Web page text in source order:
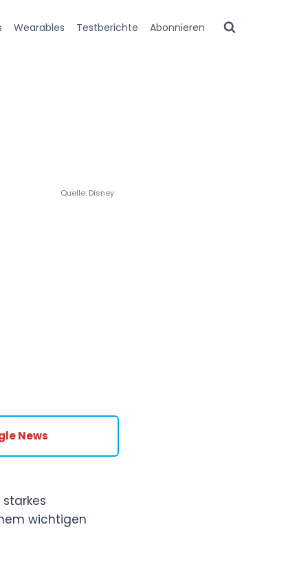
Wearables Testberichte Abonnieren
Quelle: Disney
News
wichtigen